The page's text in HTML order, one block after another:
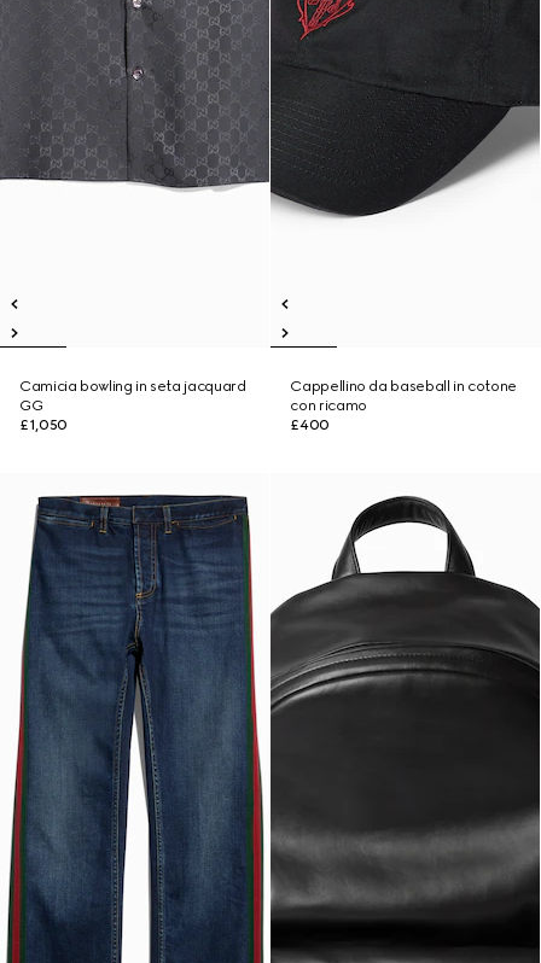
Camicia bowling in seta jacquard
GG
£1,050
Cappellino da baseball in cotone
con ricamo
£400